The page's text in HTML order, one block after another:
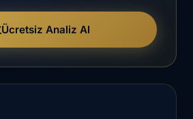
Ücretsiz Analiz Al